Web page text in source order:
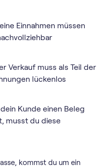
Einnahmen müssen
Verkauf muss als Teil der
lückenlos
Kunde einen Beleg
musst du diese
kommst du um ein